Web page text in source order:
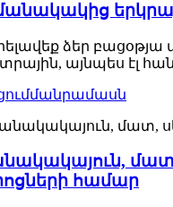
ձեր
այնպես էլ
մանրամասն
համար